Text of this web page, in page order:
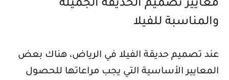
معايير تصميم الحديقة الجميلة
والمناسبة للفيلا
عند تصميم حديقة الفيلا في الرياض، هناك بعض
المعايير الأساسية التي يجب مراعاتها للحصول